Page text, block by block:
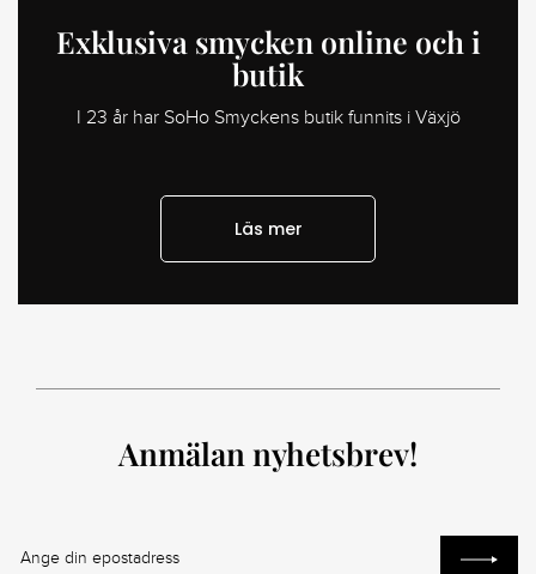
Exklusiva smycken online och i
butik
I 23 år har SoHo Smyckens butik funnits i Växjö
Läs mer
Anmälan nyhetsbrev!